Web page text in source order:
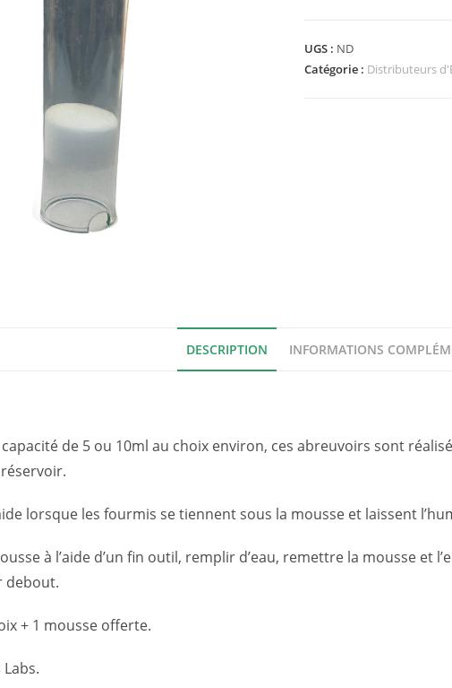
UGS : ND
Catégorie : Distributeurs
DESCRIPTION INFORMATIONS
capacité de 5 ou 10ml au choix environ, ces abreuvoirs sont
lorsque les fourmis se tiennent sous la mousse et laissent
à l’aide d’un fin outil, remplir d’eau, remettre la mousse et
debout.
+ 1 mousse offerte.